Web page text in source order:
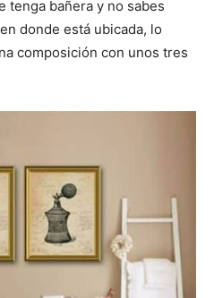
tenga bañera y no sabes
donde está ubicada, lo
composición con unos tres